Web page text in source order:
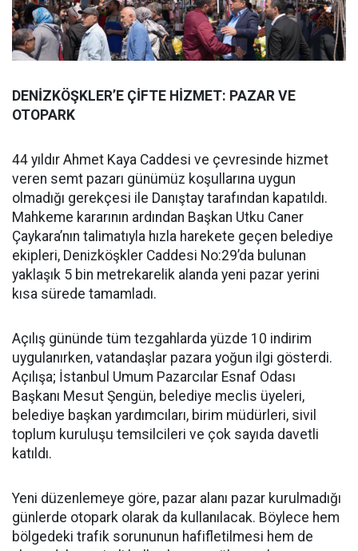
DENİZKÖŞKLER’E ÇİFTE HİZMET: PAZAR VE
OTOPARK
44 yıldır Ahmet Kaya Caddesi ve çevresinde hizmet
veren semt pazarı günümüz koşullarına uygun
olmadığı gerekçesi ile Danıştay tarafından kapatıldı.
Mahkeme kararının ardından Başkan Utku Caner
Çaykara’nın talimatıyla hızla harekete geçen belediye
ekipleri, Denizköşkler Caddesi No:29’da bulunan
yaklaşık 5 bin metrekarelik alanda yeni pazar yerini
kısa sürede tamamladı.
Açılış gününde tüm tezgahlarda yüzde 10 indirim
uygulanırken, vatandaşlar pazara yoğun ilgi gösterdi.
Açılışa; İstanbul Umum Pazarcılar Esnaf Odası
Başkanı Mesut Şengün, belediye meclis üyeleri,
belediye başkan yardımcıları, birim müdürleri, sivil
toplum kuruluşu temsilcileri ve çok sayıda davetli
katıldı.
Yeni düzenlemeye göre, pazar alanı pazar kurulmadığı
günlerde otopark olarak da kullanılacak. Böylece hem
bölgedeki trafik sorununun hafifletilmesi hem de